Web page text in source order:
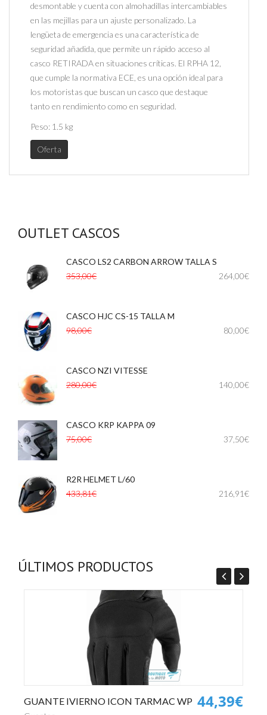
desmontable y cuenta con almohadillas intercambiables
en las mejillas para un ajuste personalizado. La
lengüeta de emergencia es una característica de
seguridad añadida, que permite un rápido acceso al
casco RETIRADA en situaciones críticas. El RPHA 12,
que cumple la normativa ECE, es una opción ideal para
los motoristas que buscan un casco que destaque
tanto en rendimiento como en seguridad.
Peso: 1.5 kg
Oferta
OUTLET CASCOS
CASCO LS2 CARBON ARROW TALLA S
353,00€
264,00€
CASCO HJC CS-15 TALLA M
98,00€
80,00€
CASCO NZI VITESSE
280,00€
140,00€
CASCO KRP KAPPA 09
75,00€
37,50€
R2R HELMET L/60
433,81€
216,91€
ÚLTIMOS PRODUCTOS
GUANTE IVIERNO ICON TARMAC WP 44,39€